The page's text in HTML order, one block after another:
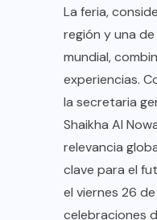
La feria,
región y una
mundial,
experiencias.
la secretaria
Shaikha Al
relevancia
clave para el
el viernes 26
celebraciones